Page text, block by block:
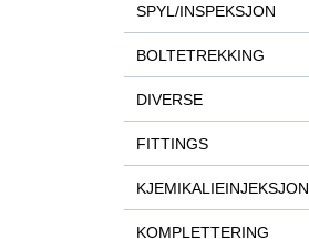
SPYL/INSPEKSJON
BOLTETREKKING
DIVERSE
FITTINGS
KJEMIKALIEINJEKSJON
KOMPLETTERING